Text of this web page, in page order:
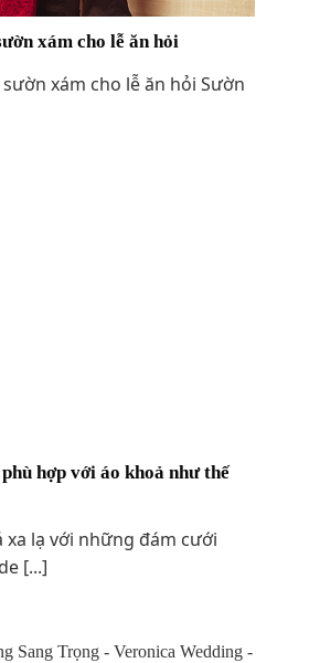
xám cho lễ ăn hỏi
xám cho lễ ăn hỏi Sườn
hợp với áo khoả như thế
lạ với những đám cưới
[...]